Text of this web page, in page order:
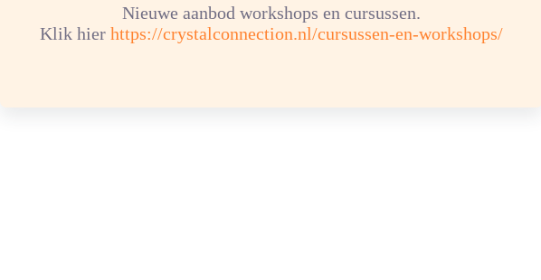
Nieuwe aanbod workshops en cursussen.
Klik hier https://crystalconnection.nl/cursussen-en-workshops/